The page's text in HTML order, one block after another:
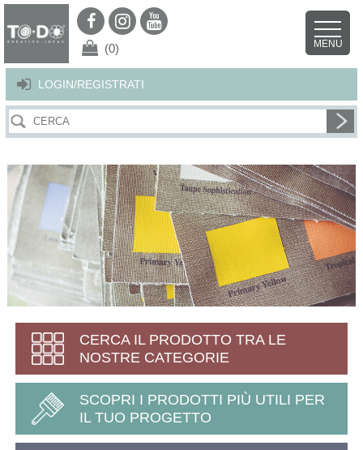
Per offrirti il miglior servizio possibile questo sito utilizza i cookies.
Continuando la navigazione nel sito autorizzi l’uso dei cookies. Per ulteriori
LOGIN/REGISTRATI
(0) MENU
CERCA IL PRODOTTO TRA LE
NOSTRE CATEGORIE
SCOPRI I PRODOTTI PIÙ UTILI PER
IL TUO PROGETTO